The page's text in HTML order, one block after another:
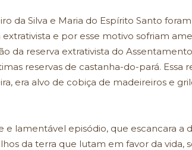
da Silva e Maria do Espírito Santo
e por esse motivo sofriam
da reserva extrativista do
reservas de castanha-do-pará. Essa
era alvo de cobiça de madeireiros e
e lamentável episódio, que escancara a
da terra que lutam em favor da vida,